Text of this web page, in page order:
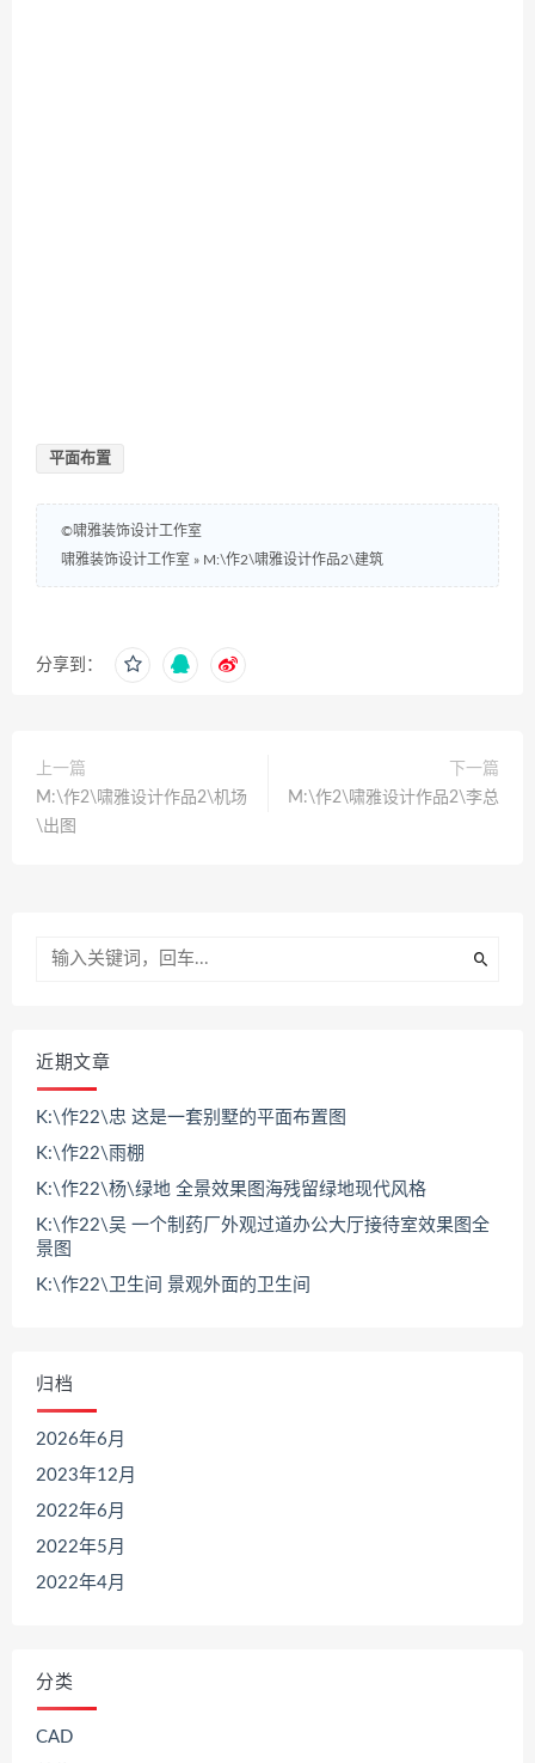
平面布置
©啸雅装饰设计工作室
啸雅装饰设计工作室 » M:\作2\啸雅设计作品2\建筑
分享到：
上一篇
M:\作2\啸雅设计作品2\机场
\出图
下一篇
M:\作2\啸雅设计作品2\李总
近期文章
K:\作22\忠 这是一套别墅的平面布置图
K:\作22\雨棚
K:\作22\杨\绿地 全景效果图海残留绿地现代风格
K:\作22\吴 一个制药厂外观过道办公大厅接待室效果图全
景图
K:\作22\卫生间 景观外面的卫生间
归档
2026年6月
2023年12月
2022年6月
2022年5月
2022年4月
分类
CAD